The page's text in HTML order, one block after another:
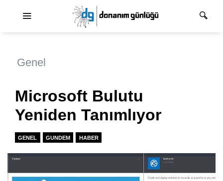
Genel
Microsoft Bulutu
Yeniden Tanımlıyor
GENEL GUNDEM HABER